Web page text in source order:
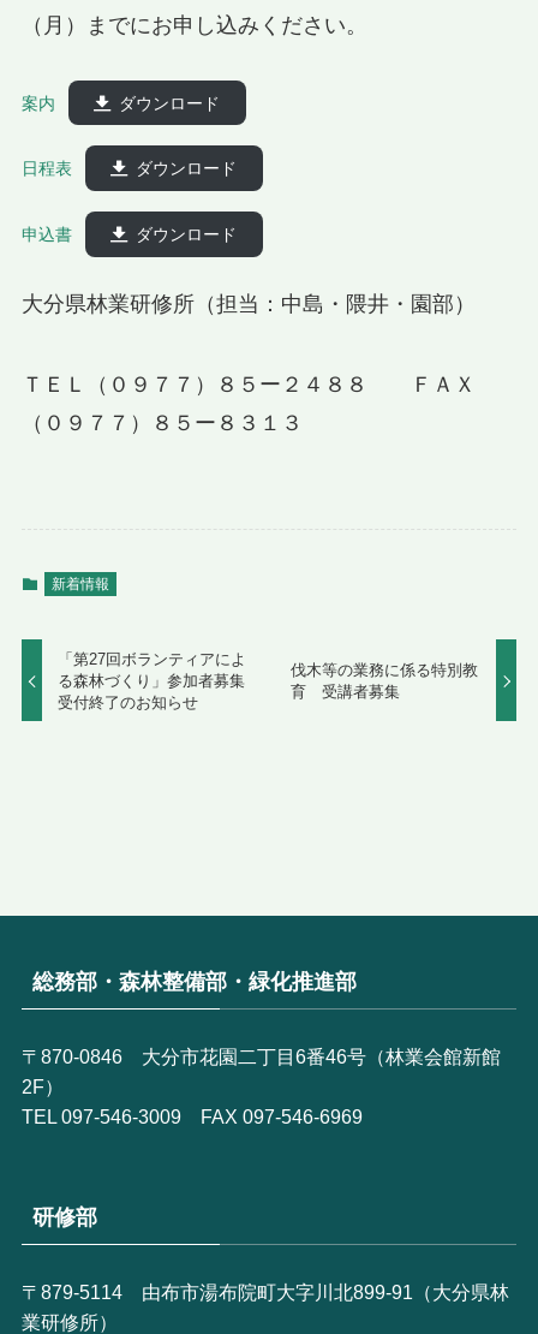
（月）までにお申し込みください。
案内 ダウンロード
日程表 ダウンロード
申込書 ダウンロード
大分県林業研修所（担当：中島・隈井・園部）
ＴＥＬ（０９７７）８５ー２４８８ ＦＡＸ
（０９７７）８５ー８３１３
新着情報
「第27回ボランティアによ
る森林づくり」参加者募集
受付終了のお知らせ
伐木等の業務に係る特別教
育 受講者募集
総務部・森林整備部・緑化推進部
〒870-0846 大分市花園二丁目6番46号（林業会館新館
2F）
TEL 097-546-3009 FAX 097-546-6969
研修部
〒879-5114 由布市湯布院町大字川北899-91（大分県林
業研修所）